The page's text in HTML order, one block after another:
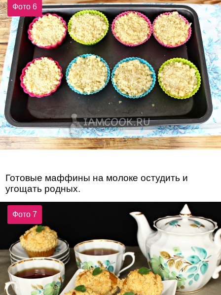
Фото 6
Готовые маффины на молоке остудить и
угощать родных.
Фото 7